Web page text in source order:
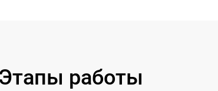
Этапы работы